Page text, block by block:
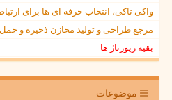
واکی تاکی، انتخاب حرفه ای ها برای
مرجع طراحی و تولید مخازن ذخیره و
بقیه رپورتاژ ها
موضوعات